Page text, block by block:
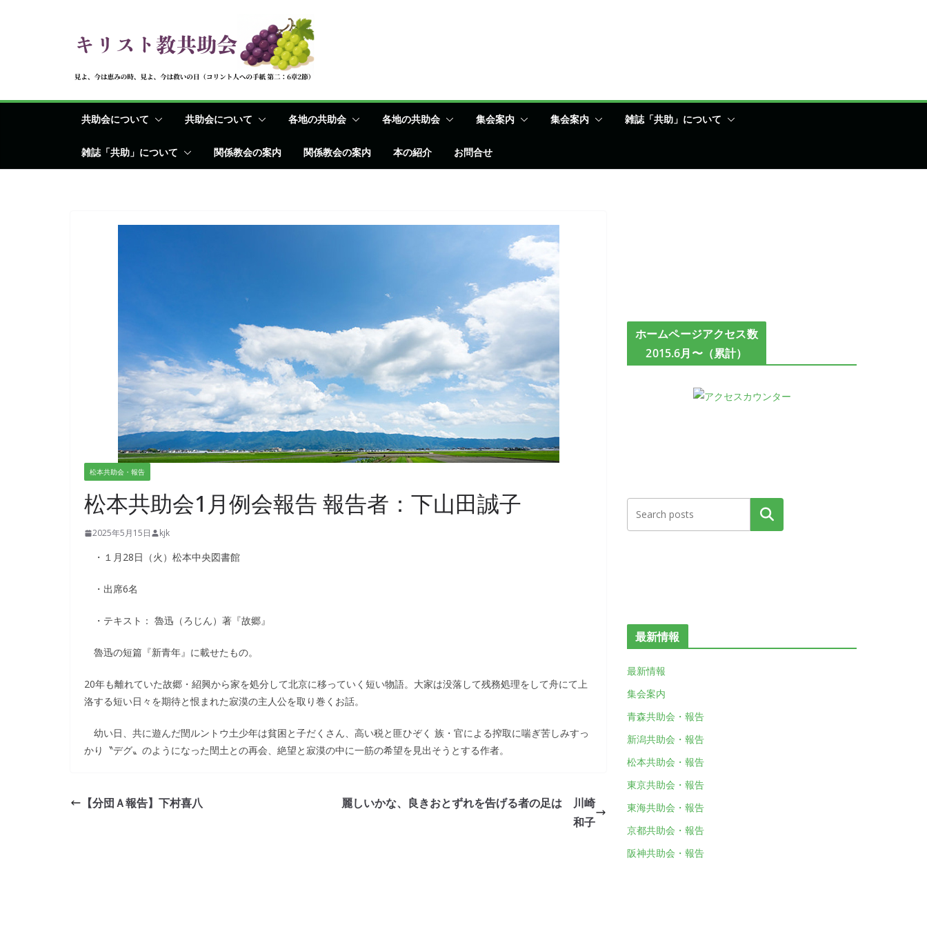
へ
共助会について 共助会について 各地の共助会 各地の共助会 集会案内 集会案内 雑誌「共助」について
雑誌「共助」について 関係教会の案内 関係教会の案内 本の紹介 お問合せ
松本共助会・報告
松本共助会1月例会報告 報告者：下山田誠子
2025年5月15日 kjk
・１月28日（火）松本中央図書館
・出席6名
・テキスト： 魯迅（ろじん）著『故郷』
魯迅の短篇『新青年』に載せたもの。
20年も離れていた故郷・紹興から家を処分して北京に移っていく短い物語。大家は没落して残務処理をして舟にて上
洛する短い日々を期待と恨まれた寂漠の主人公を取り巻くお話。
幼い日、共に遊んだ閏ルントウ土少年は貧困と子だくさん、高い税と匪ひぞく 族・官による搾取に喘ぎ苦しみすっ
かり〝デグ〟のようになった閏土との再会、絶望と寂漠の中に一筋の希望を見出そうとする作者。
【分団Ａ報告】下村喜八
麗しいかな、良きおとずれを告げる者の足は 川崎
和子
ホームページアクセス数
2015.6月〜（累計）
検索
最新情報
最新情報
集会案内
青森共助会・報告
新潟共助会・報告
松本共助会・報告
東京共助会・報告
東海共助会・報告
京都共助会・報告
阪神共助会・報告